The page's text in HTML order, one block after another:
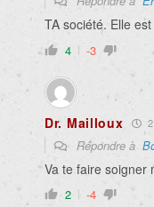
TA société. Elle
4 -3
Dr. Mailloux
Répondre à
Va te faire soigner
2 -4